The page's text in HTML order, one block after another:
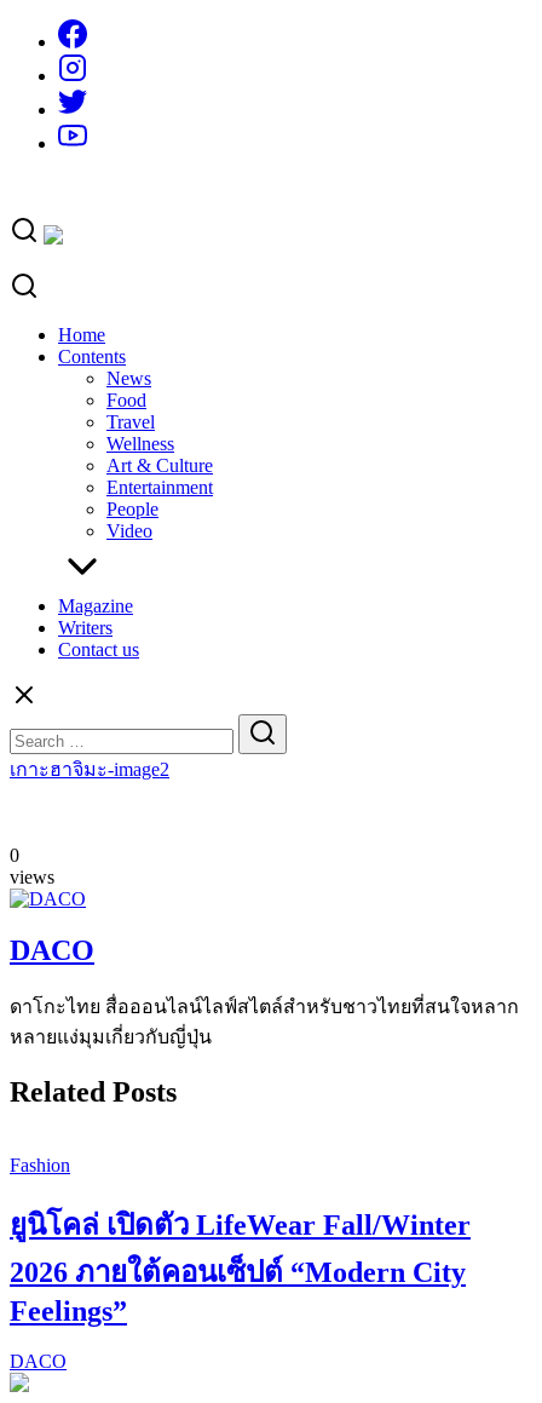
content
Home
Contents
News
Food
Travel
Wellness
Art & Culture
Entertainment
People
Video
Magazine
Writers
Contact us
for:
เกาะฮาจิมะ-image2
0
views
DACO
ดาโกะไทย สื่อออนไลน์ไลฟ์สไตล์สำหรับชาวไทยที่สนใจหลาก
หลายแง่มุมเกี่ยวกับญี่ปุ่น
Related Posts
Fashion
ยูนิโคล่ เปิดตัว LifeWear Fall/Winter
2026 ภายใต้คอนเซ็ปต์ “Modern City
Feelings”
DACO